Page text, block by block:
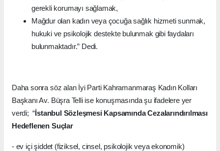
gerekli korumayı sağlamak,
Mağdur olan kadın veya çocuğa sağlık hizmeti sunmak,
hukuki ve psikolojik destekte bulunmak gibi faydaları
bulunmaktadır.” Dedi.
Daha sonra söz alan İyi Parti Kahramanmaraş Kadın Kolları
Başkanı Av. Büşra Telli ise konuşmasında şu ifadelere yer
verdi; “İstanbul Sözleşmesi Kapsamında Cezalarındırılması
Hedeflenen Suçlar
- ev içi şiddet (fiziksel, cinsel, psikolojik veya ekonomik)